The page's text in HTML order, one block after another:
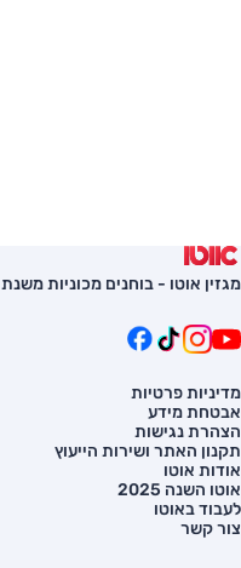
מגזין אוטו - בוחנים מכוניות משנת 1986
מדיניות פרטיות
אבטחת מידע
הצהרת נגישות
תקנון האתר ושירות הייעוץ
אודות אוטו
אוטו השנה 2025
לעבוד באוטו
צור קשר